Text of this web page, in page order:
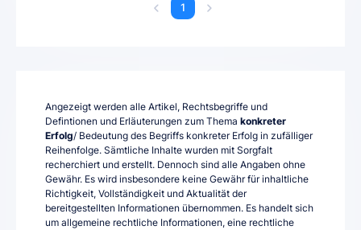
1
Angezeigt werden alle Artikel, Rechtsbegriffe und
Defintionen und Erläuterungen zum Thema konkreter
Erfolg/ Bedeutung des Begriffs konkreter Erfolg in zufälliger
Reihenfolge. Sämtliche Inhalte wurden mit Sorgfalt
recherchiert und erstellt. Dennoch sind alle Angaben ohne
Gewähr. Es wird insbesondere keine Gewähr für inhaltliche
Richtigkeit, Vollständigkeit und Aktualität der
bereitgestellten Informationen übernommen. Es handelt sich
um allgemeine rechtliche Informationen, eine rechtliche